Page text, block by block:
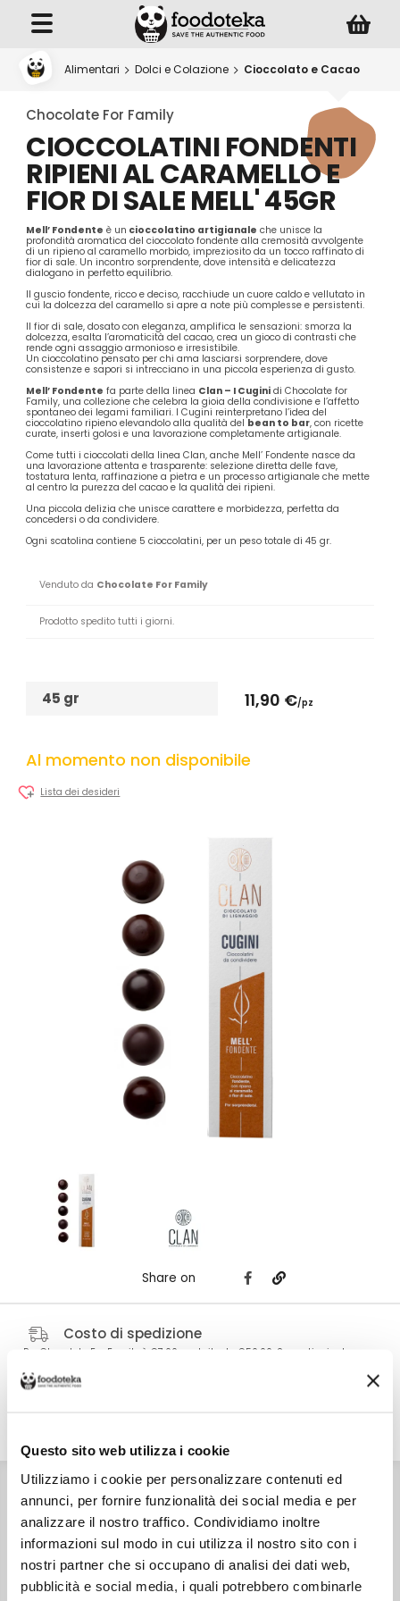
Questo sito web utilizza i cookie
Utilizziamo i cookie per personalizzare contenuti ed
annunci, per fornire funzionalità dei social media e per
analizzare il nostro traffico. Condividiamo inoltre
informazioni sul modo in cui utilizza il nostro sito con i
nostri partner che si occupano di analisi dei dati web,
pubblicità e social media, i quali potrebbero combinarle
Alimentari Dolci e Colazione Cioccolato e Cacao
Chocolate For Family
CIOCCOLATINI FONDENTI
RIPIENI AL CARAMELLO E
FIOR DI SALE MELL' 45GR
Mell’ Fondente è un cioccolatino artigianale che unisce la
profondità aromatica del cioccolato fondente alla cremosità avvolgente
di un ripieno al caramello morbido, impreziosito da un tocco raffinato di
fior di sale. Un incontro sorprendente, dove intensità e delicatezza
dialogano in perfetto equilibrio.
Il guscio fondente, ricco e deciso, racchiude un cuore caldo e vellutato in
cui la dolcezza del caramello si apre a note più complesse e persistenti.
Il fior di sale, dosato con eleganza, amplifica le sensazioni: smorza la
dolcezza, esalta l’aromaticità del cacao, crea un gioco di contrasti che
rende ogni assaggio armonioso e irresistibile.
Un cioccolatino pensato per chi ama lasciarsi sorprendere, dove
consistenze e sapori si intrecciano in una piccola esperienza di gusto.
Mell’ Fondente fa parte della linea Clan – I Cugini di Chocolate for
Family, una collezione che celebra la gioia della condivisione e l’affetto
spontaneo dei legami familiari. I Cugini reinterpretano l’idea del
cioccolatino ripieno elevandolo alla qualità del bean to bar, con ricette
curate, inserti golosi e una lavorazione completamente artigianale.
Come tutti i cioccolati della linea Clan, anche Mell’ Fondente nasce da
una lavorazione attenta e trasparente: selezione diretta delle fave,
tostatura lenta, raffinazione a pietra e un processo artigianale che mette
al centro la purezza del cacao e la qualità dei ripieni.
Una piccola delizia che unisce carattere e morbidezza, perfetta da
concedersi o da condividere.
Ogni scatolina contiene 5 cioccolatini, per un peso totale di 45 gr.
Venduto da Chocolate For Family
Prodotto spedito tutti i giorni.
45 gr 11,90 €/pz
Al momento non disponibile
Lista dei desideri
Share on
Costo di spedizione
Per Chocolate For Family è €7,00, gratuito da €50,00. Se continui ad
sconto sulle spese di spedizione di altre botteghe.
INGREDIENTI
Caramello morbido (zucchero, PANNA 35%, BURRO, sale,
baccelli di vaniglia), Cioccolato fondente 65% (massa di
cacao, zucchero, burro di cacao, lecitina di girasole),
cacao, LATTE magro in polvere, LATTE intero in polvere,
baccelli di vaniglia), pasta di NOCCIOLE, pralinato di
nocciole (NOCCIOLE, zucchero).
CARATTERISTICHE